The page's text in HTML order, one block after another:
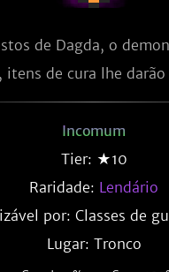
de Dagda, o
de cura lhe
Incomum
Tier: ★10
Raridade: Lendário
por: Classes de
Lugar: Tronco